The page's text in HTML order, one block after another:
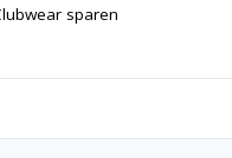
sparen